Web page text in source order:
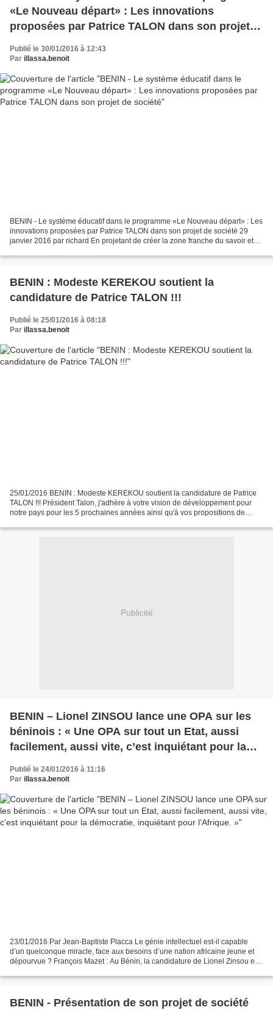
«Le Nouveau départ» : Les innovations
proposées par Patrice TALON dans son projet
Publié le 30/01/2016 à 12:43
Par illassa.benoit
BENIN - Le système éducatif dans le programme «Le Nouveau départ» : Les
innovations proposées par Patrice TALON dans son projet de société 29
janvier 2016 par richard En projetant de créer la zone franche du savoir et
BENIN : Modeste KEREKOU soutient la
candidature de Patrice TALON !!!
Publié le 25/01/2016 à 08:18
Par illassa.benoit
25/01/2016 BENIN : Modeste KEREKOU soutient la candidature de Patrice
TALON !!! Président Talon, j'adhère à votre vision de développement pour
notre pays pour les 5 prochaines années ainsi qu'à vos propositions de
Publicité
BENIN – Lionel ZINSOU lance une OPA sur les
béninois : « Une OPA sur tout un Etat, aussi
facilement, aussi vite, c’est inquiétant pour la
Publié le 24/01/2016 à 11:16
Par illassa.benoit
23/01/2016 Par Jean-Baptiste Placca Le génie intellectuel est-il capable
d’un quelconque miracle, face aux besoins d’une nation africaine jeune et
dépourvue ? François Mazet : Au Bénin, la candidature de Lionel Zinsou est
BENIN - Présentation de son projet de société